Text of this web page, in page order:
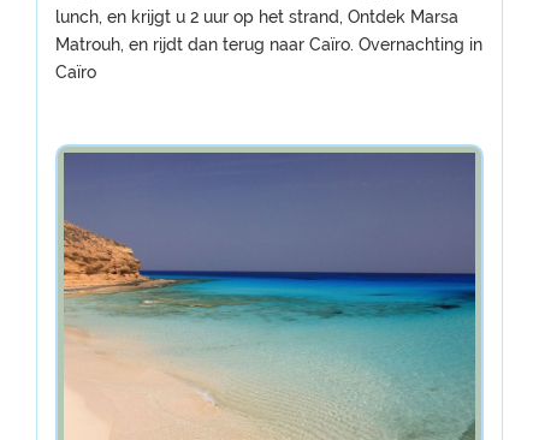
lunch, en krijgt u 2 uur op het strand, Ontdek Marsa
Matrouh, en rijdt dan terug naar Caïro. Overnachting in
Caïro